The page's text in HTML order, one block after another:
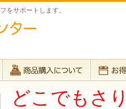
をサポートします。
どこでもさ